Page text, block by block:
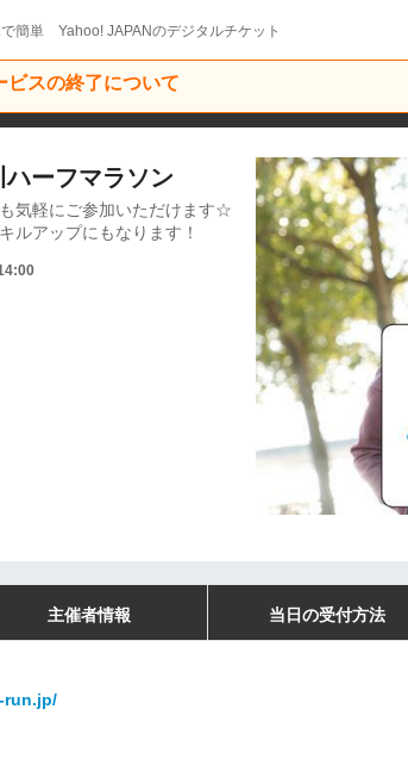
簡単 Yahoo! JAPANのデジタルチケット
ビスの終了について
ーフマラソン
気軽にご参加いただけます☆
ルアップにもなります！
主催者情報 当日の受付方法
run.jp/